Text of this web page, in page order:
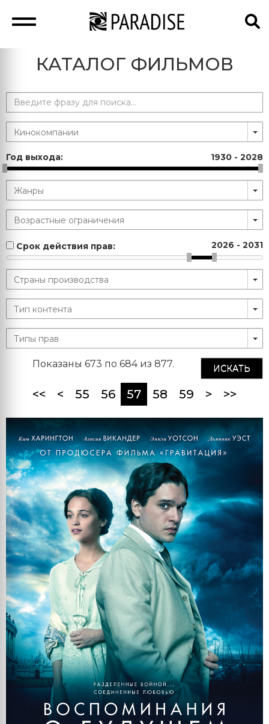
КАТАЛОГ ФИЛЬМОВ
Год выхода: 1930 - 2028
Срок действия прав: 2026 - 2031
ИСКАТЬ
Показаны 673 по 684 из 877.
<< < 55 56 57(current)
58 59 > >>